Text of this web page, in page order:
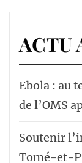
ACTU
Ebola : au
de l’OMS
Soutenir
Tomé-et-